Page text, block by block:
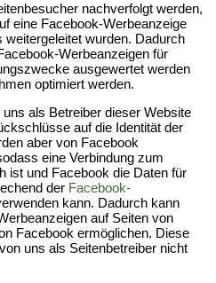
nachverfolgt werden,
eine Facebook-Werbeanzeige
weitergeleitet wurden. Dadurch
Werbeanzeigen für
ausgewertet werden
optimiert werden.
als Betreiber dieser Website
auf die Identität der
aber von Facebook
eine Verbindung zum
ist und Facebook die Daten für
der Facebook-
kann. Dadurch kann
auf Seiten von
Facebook ermöglichen. Diese
uns als Seitenbetreiber nicht